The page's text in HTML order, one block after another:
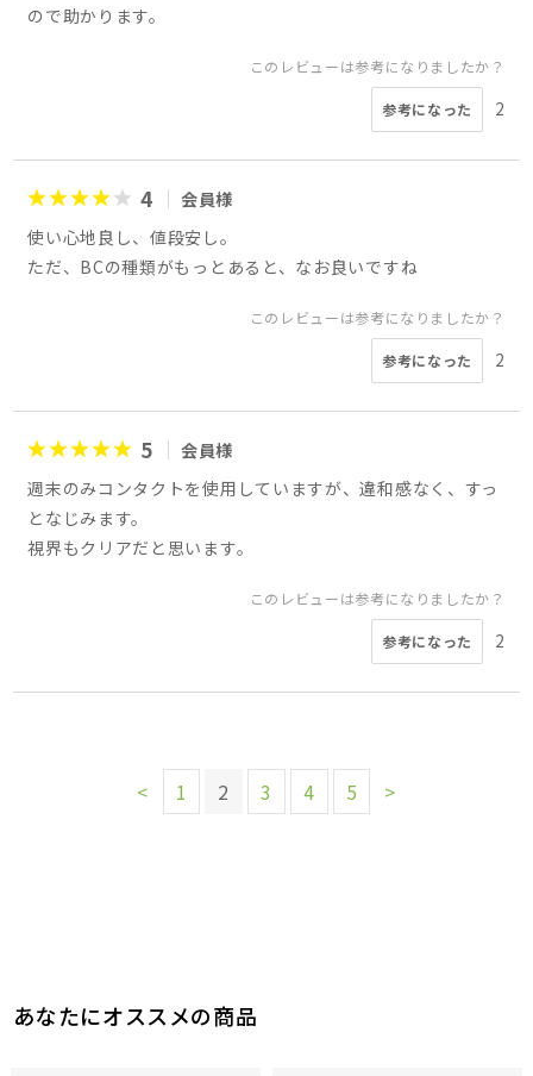
ので助かります。
このレビューは参考になりましたか？
参考になった 2
4
会員様
使い心地良し、値段安し。
ただ、BCの種類がもっとあると、なお良いですね
このレビューは参考になりましたか？
参考になった 2
5
会員様
週末のみコンタクトを使用していますが、違和感なく、すっ
となじみます。
視界もクリアだと思います。
このレビューは参考になりましたか？
参考になった 2
< 1 2 3 4 5 >
あなたにオススメの商品